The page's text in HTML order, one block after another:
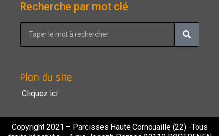
Recherche par mot clé
Plan du site
Cliquez ici
Copyright 2021 – Paroisses Haute Cornouaille (22) -Tous